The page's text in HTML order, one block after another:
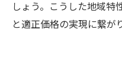
しょう。こうした地域特
と適正価格の実現に繋が